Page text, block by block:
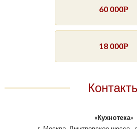
60 000Р
18 000Р
«Кухнотека»